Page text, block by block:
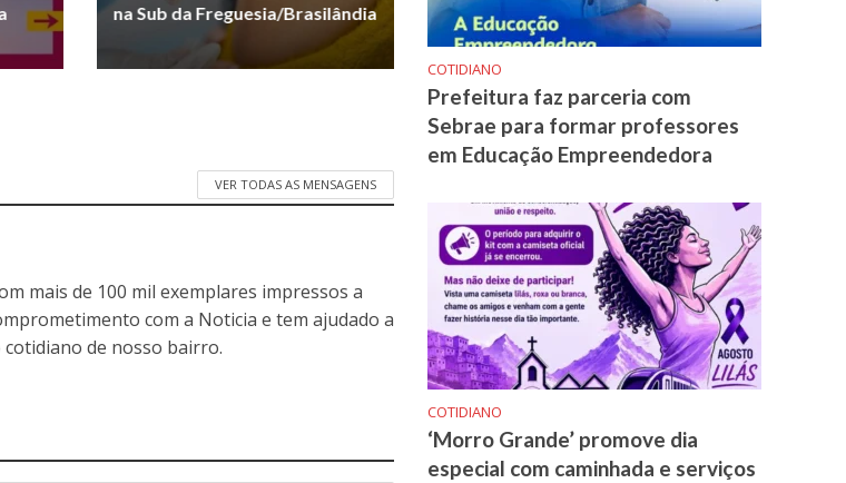
na Sub da Freguesia/Brasilândia
VER TODAS AS MENSAGENS
mais de 100 mil exemplares impressos a
com a Noticia e tem ajudado a
de nosso bairro.
COTIDIANO
Prefeitura faz parceria com
Sebrae para formar professores
em Educação Empreendedora
COTIDIANO
‘Morro Grande’ promove dia
especial com caminhada e serviços